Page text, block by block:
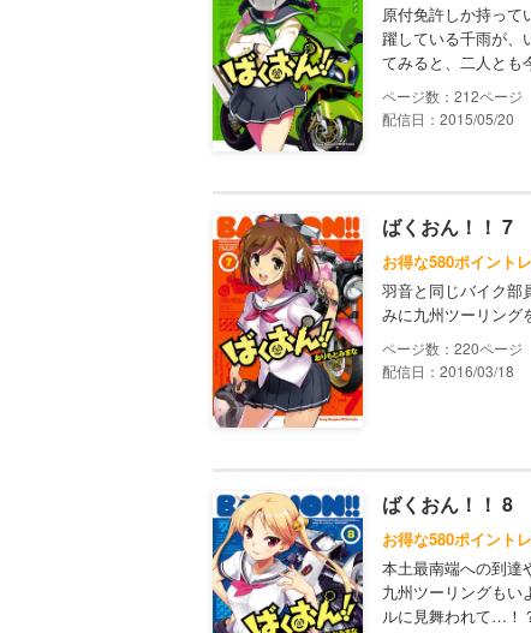
原付免許しか持っ
躍している千雨が、
てみると、二人とも
212
配信日：2015/05/20
ばくおん！！ 7
お得な580ポイント
羽音と同じバイク部
みに九州ツーリング
220
配信日：2016/03/18
ばくおん！！ 8
お得な580ポイント
本土最南端への到達
九州ツーリングもい
ルに見舞われて…！